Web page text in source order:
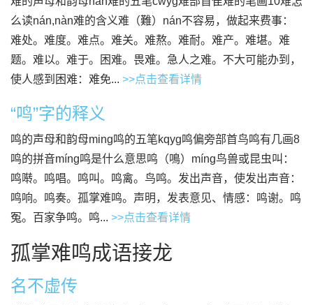
么读nán,nàn难的含义难（難）nán不容易，做起来费事：
难处。难度。难点。难关。难熬。难耐。难产。难堪。难
题。难以。难于。困难。畏难。急人之难。不大可能办到，
使人感到困难：难免... >>点击查看详情
“鸣”字的释义
鸣的声母和韵母ming鸣的五笔kqyg鸣偏旁部首鸟鸣有几画8
鸣的拼音míng鸣是什么意思鸣（鳴）míng鸟兽或昆虫叫：
鸣啭。鸣唱。鸣叫。鸣禽。鸟鸣。发出声音，使发出声音：
鸣响。鸣奏。孤掌难鸣。声明，发表意见、情感：鸣谢。鸣
冤。百家争鸣。鸣... >>点击查看详情
孤掌难鸣成语接龙
名不虚传